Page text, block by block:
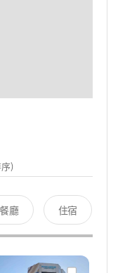
)
餐廳 住宿